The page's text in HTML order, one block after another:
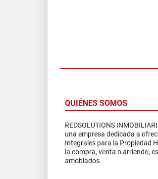
QUIÉNES SOMOS
REDSOLUTIONS
una empresa dedicada a
Integrales para la Propiedad
la compra, venta o arriendo,
amoblados.